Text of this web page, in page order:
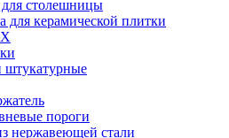
столешницы
для керамической плитки
пороги
нержавеющей стали